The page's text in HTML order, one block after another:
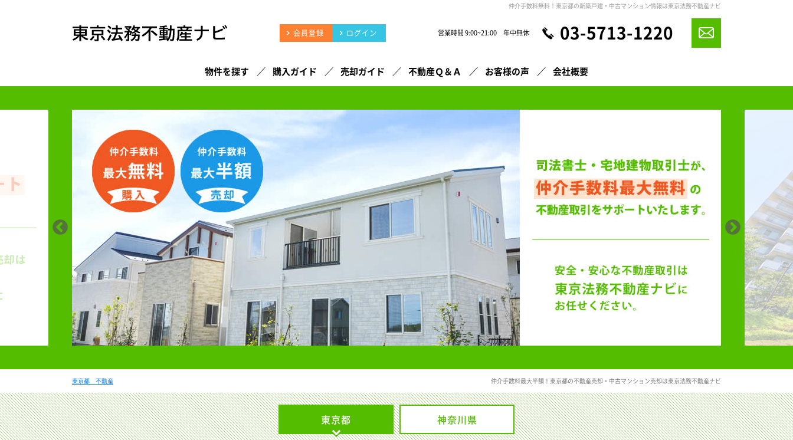
仲介手数料無料！東京都の新築戸建・中古マンション情報は東京法務不動産ナビ
会員登録 ログイン 営業時間 9:00~21:00 年中無休 03-5713-1220
物件を探す 購入ガイド 売却ガイド 不動産Ｑ＆Ａ お客様の声 会社概要
東京都 不動産 仲介手数料最大半額！東京都の不動産売却・中古マンション売却は東京法務不動産ナビ
東京都 神奈川県